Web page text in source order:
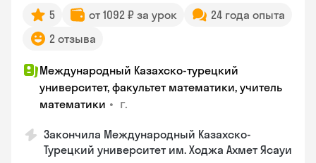
5 от 1092 ₽ за урок
24 года опыта
2 отзыва
Международный Казахско-турецкий
университет, факультет математики, учитель
математики • г.
Закончила Международный Казахско-
Турецкий университет им. Ходжа Ахмет Ясауи